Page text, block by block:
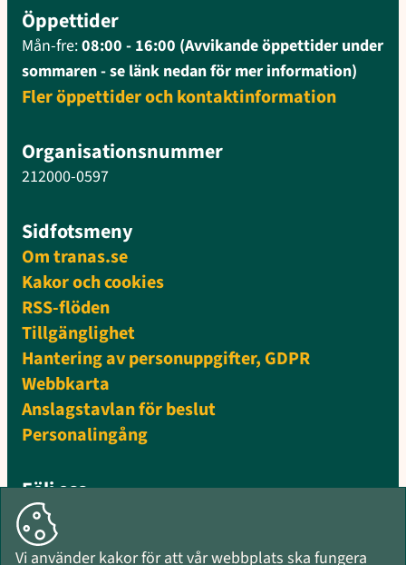
Öppettider
Mån-fre:08:00 - 16:00 (Avvikande öppettider under
sommaren - se länk nedan för mer information)
Fler öppettider och kontaktinformation
Organisationsnummer
212000-0597
Sidfotsmeny
Om tranas.se
Kakor och cookies
RSS-flöden
Tillgänglighet
Hantering av personuppgifter, GDPR
Webbkarta
Anslagstavlan för beslut
Personalingång
Följ oss
Facebook
Instagram
Vi använder kakor för att vår webbplats ska fungera